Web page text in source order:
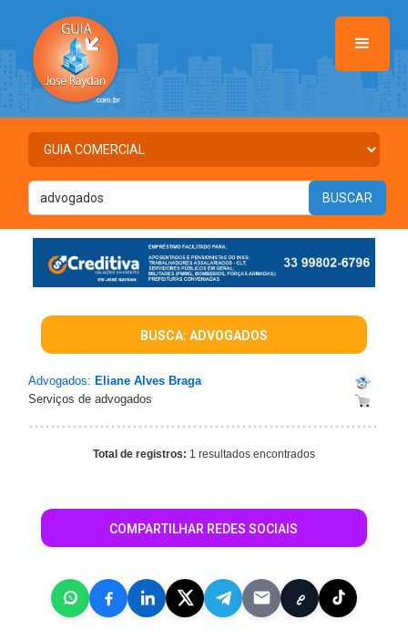
BUSCA: ADVOGADOS
Advogados: Eliane Alves Braga
Serviços de advogados
Total de registros: 1 resultados encontrados
COMPARTILHAR REDES SOCIAIS